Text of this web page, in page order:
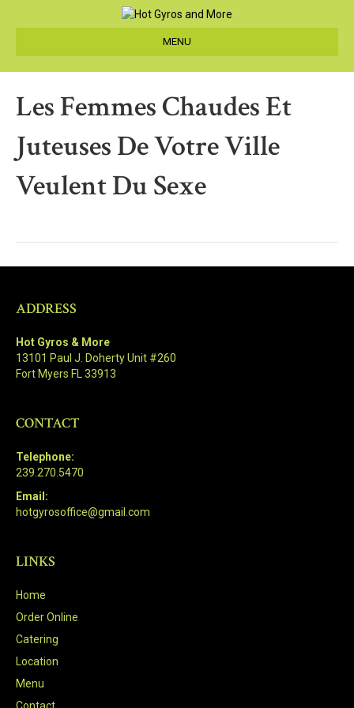
MENU
Les Femmes Chaudes Et
Juteuses De Votre Ville
Veulent Du Sexe
ADDRESS
Hot Gyros & More
13101 Paul J. Doherty Unit #260
Fort Myers FL 33913
CONTACT
Telephone:
239.270.5470
Email:
hotgyrosoffice@gmail.com
LINKS
Home
Order Online
Catering
Location
Menu